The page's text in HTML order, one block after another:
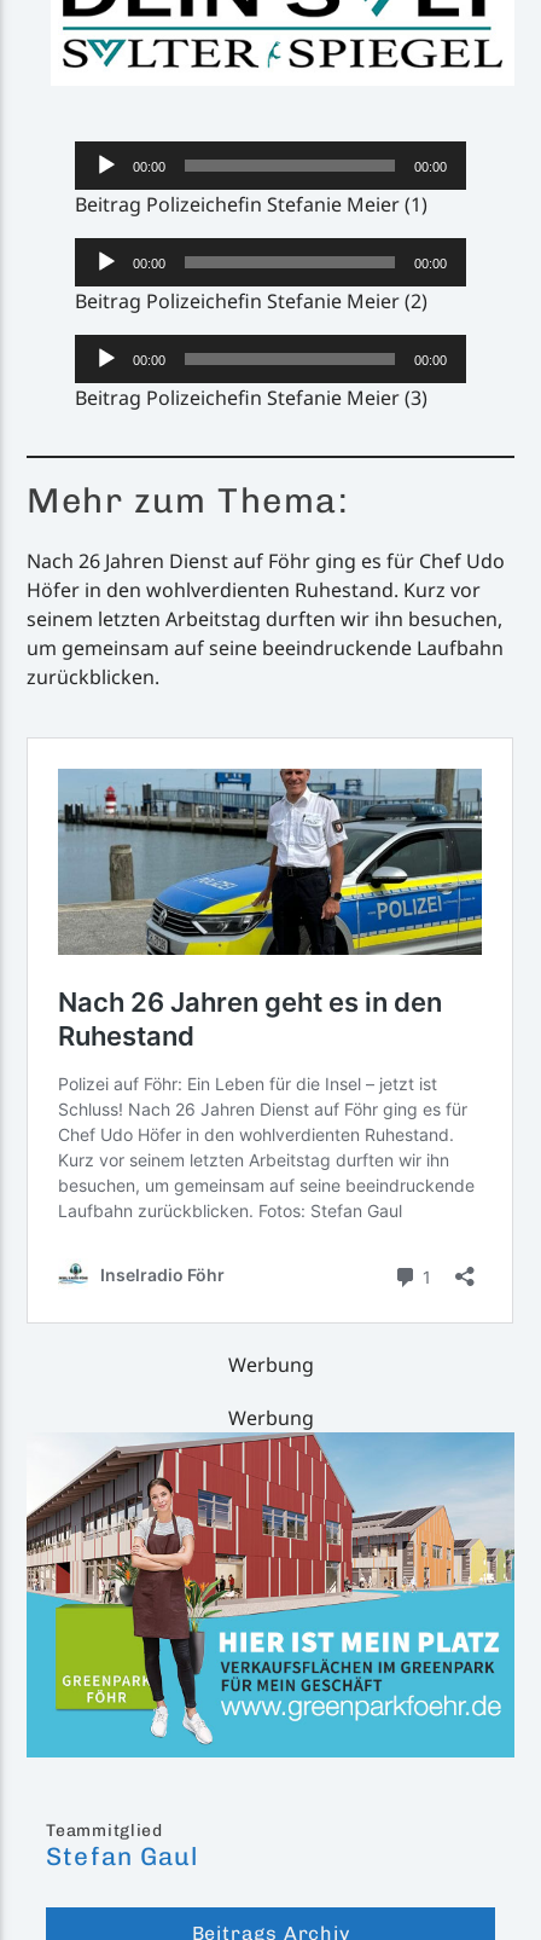
Audio-
Player
00:00 00:00
Beitrag Polizeichefin Stefanie Meier (1)
Audio-
Player
00:00 00:00
Beitrag Polizeichefin Stefanie Meier (2)
Audio-
Player
00:00 00:00
Beitrag Polizeichefin Stefanie Meier (3)
Mehr zum Thema:
Nach 26 Jahren Dienst auf Föhr ging es für Chef Udo
Höfer in den wohlverdienten Ruhestand. Kurz vor
seinem letzten Arbeitstag durften wir ihn besuchen,
um gemeinsam auf seine beeindruckende Laufbahn
zurückblicken.
Werbung
Werbung
Teammitglied
Stefan Gaul
Beitrags Archiv